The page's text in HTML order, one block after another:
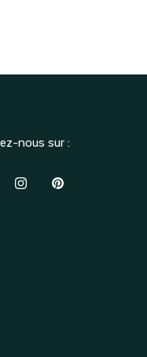
nous sur :